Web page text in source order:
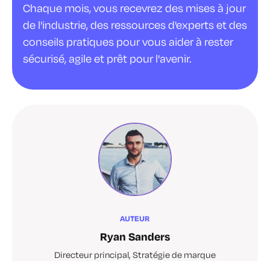
Chaque mois, vous recevrez des mises à jour
de l'industrie, des ressources d'experts et des
conseils pratiques pour vous aider à rester
sécurisé, agile et prêt pour l'avenir.
AUTEUR
Ryan Sanders
Directeur principal, Stratégie de marque